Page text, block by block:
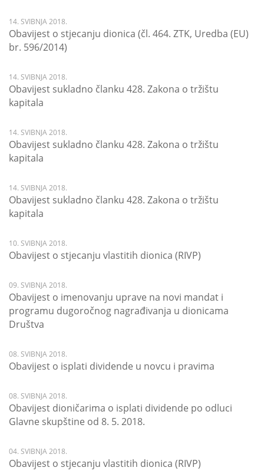
14. SVIBNJA 2018.
Obavijest o stjecanju dionica (čl. 464. ZTK, Uredba (EU)
br. 596/2014)
14. SVIBNJA 2018.
Obavijest sukladno članku 428. Zakona o tržištu
kapitala
14. SVIBNJA 2018.
Obavijest sukladno članku 428. Zakona o tržištu
kapitala
14. SVIBNJA 2018.
Obavijest sukladno članku 428. Zakona o tržištu
kapitala
10. SVIBNJA 2018.
Obavijest o stjecanju vlastitih dionica (RIVP)
09. SVIBNJA 2018.
Obavijest o imenovanju uprave na novi mandat i
programu dugoročnog nagrađivanja u dionicama
Društva
08. SVIBNJA 2018.
Obavijest o isplati dividende u novcu i pravima
08. SVIBNJA 2018.
Obavijest dioničarima o isplati dividende po odluci
Glavne skupštine od 8. 5. 2018.
04. SVIBNJA 2018.
Obavijest o stjecanju vlastitih dionica (RIVP)